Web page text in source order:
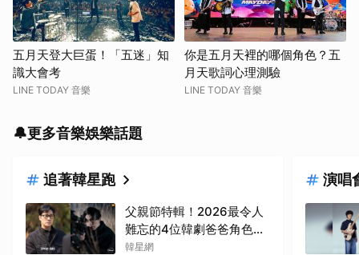
五月天登大巨蛋！「五迷」知
識大會考
LINE TODAY 音樂
你是五月天裡的哪個角色？五
月天歌詞心理測驗
LINE TODAY 音樂
🔔更多音樂娛樂話題
追著韓星跑
父親節特輯！2026最令人
難忘的4位韓劇爸爸角色：
蘇志燮、李棟旭...他們連命
韓星網
演唱